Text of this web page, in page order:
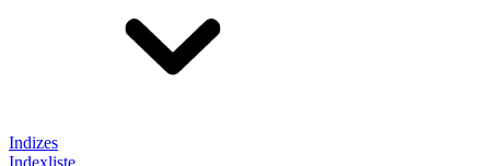
Indizes
Indexliste